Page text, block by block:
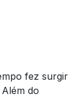
fez surgir
do